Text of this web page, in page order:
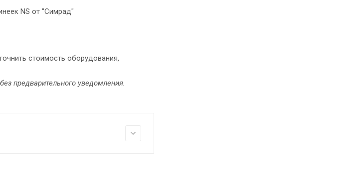
NS от "Симрад"
стоимость оборудования,
предварительного уведомления.